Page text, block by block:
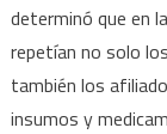
determinó que en
repetían no solo
también los
insumos y